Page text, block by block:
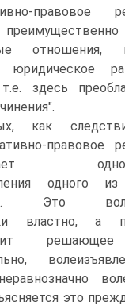
правовое
юридическое
т.е. здесь
как
правовое
одного из
Это
властно, а
решающее
это